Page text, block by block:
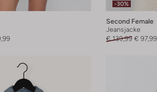
-30%
Second Female
Jeansjacke
€ 139,99 € 97,99